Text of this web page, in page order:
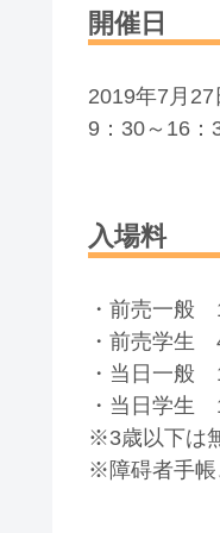
開催日
2019年7月27
9：30～16：
入場料
・前売一般
・前売学生
・当日一般
・当日学生
※3歳以下は
※障碍者手帳